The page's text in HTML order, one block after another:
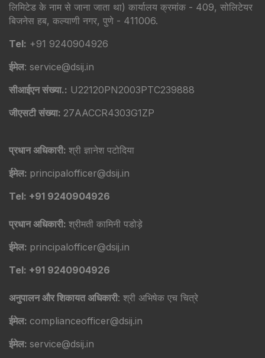
लिमिटेड के नाम से जाना जाता था) कार्यालय क्रमांक - 409, सोलिटेयर
बिजनेस हब, कल्याणी नगर, पुणे - 411006.
Tel: +91 9240904926
ईमेल: service@dsij.in
सीआईएन संख्या.: U22120PN2003PTC239888
जीएसटी संख्या: 27AACCR4303G1ZP
प्रधान अधिकारी: श्री ज्ञानेश पटोदिया
ईमेल: principalofficer@dsij.in
Tel: +91 9240904926
प्रधान अधिकारी: श्रीमती कामिनी पडोड़े
ईमेल: principalofficer@dsij.in
Tel: +91 9240904926
अनुपालन और शिकायत अधिकारी: श्री अभिषेक एच चित्रे
ईमेल: complianceofficer@dsij.in
ईमेल: service@dsij.in